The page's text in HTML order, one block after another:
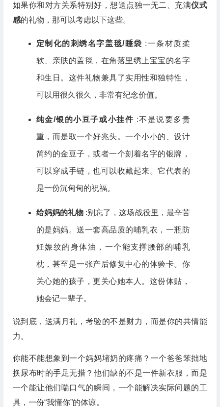
如果你和对方关系特别好，想送点独一无二、充满仪式
感的礼物，那可以考虑以下这些。
定制化的刺绣名字盖毯/睡袋 :一条材质柔
软、亲肤的盖毯，在角落里绣上宝宝的名字
和生日。这件礼物兼具了实用性和独特性，
可以用很久很久，非常有纪念价值。
纯金/银的小豆子或小挂件 :不是说要多贵
重，而是取一个好兆头。一个小小的、设计
简约的金豆子，或者一个刻着名字的银牌，
可以穿成手链，也可以收藏起来。它代表的
是一份沉甸甸的祝福。
给妈妈的礼物 :别忘了，这场战役里，最辛苦
的是妈妈。送一套高品质的哺乳衣，一瓶防
妊娠纹的身体油，一个能支撑腰部的哺乳
枕，甚至是一张产后修复中心的体验卡。你
关心她的孩子，更关心她本人。这份体贴，
她会记一辈子。
说到底，送满月礼，考验的不是财力，而是你的共情能
力。
你能不能想象到一个妈妈堵奶的疼痛？一个爸爸笨拙地
换尿布时的手足无措？他们缺的不是一件新衣服，而是
一个能让他们喘口气的瞬间，一个能解决实际问题的工
具，一份“我懂你”的体谅。